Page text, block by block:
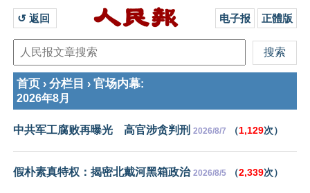
↺ 返回 电子报 正體版
首页 › 分栏目 › 官场内幕:
2026年8月
中共军工腐败再曝光 高官涉贪判刑 2026/8/7 （1,129次）
假朴素真特权：揭密北戴河黑箱政治 2026/8/5 （2,339次）